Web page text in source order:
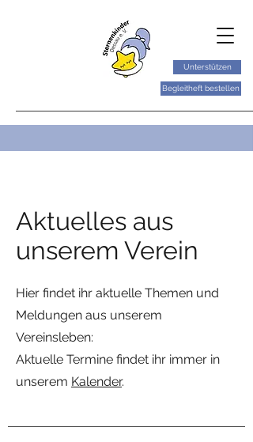
Unterstützen
Begleitheft bestellen
Aktuelles aus
unserem Verein
Hier findet ihr aktuelle Themen und
Meldungen aus unserem
Vereinsleben:
Aktuelle Termine findet ihr immer in
unserem Kalender.